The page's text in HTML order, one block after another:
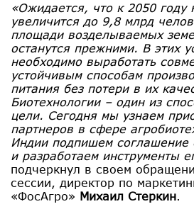
«Ожидается, что к 2050 году
увеличится до 9,8 млрд
площади возделываемых
останутся прежними. В этих
необходимо выработать
устойчивым способам
питания без потери в их
Биотехнологии – один из
цели. Сегодня мы узнаем
партнеров в сфере
Индии подпишем соглашение
и разработаем инструменты
подчеркнул в своем
сессии, директор по
«ФосАгро» Михаил Стеркин.